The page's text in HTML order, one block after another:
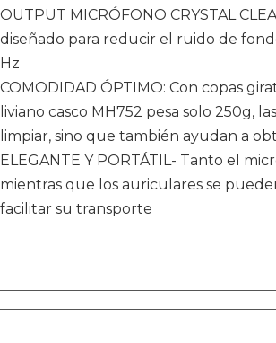
OUTPUT MICRÓFONO CRYSTAL
diseñado para reducir el ruido de
Hz
COMODIDAD ÓPTIMO: Con copas
liviano casco MH752 pesa solo 250g,
limpiar, sino que también ayudan a
ELEGANTE Y PORTÁTIL- Tanto el
mientras que los auriculares se
facilitar su transporte